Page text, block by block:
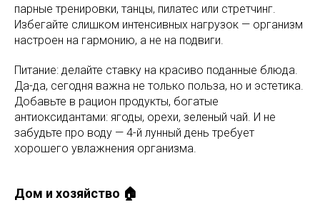
парные тренировки, танцы, пилатес или стретчинг.
Избегайте слишком интенсивных нагрузок — организм
настроен на гармонию, а не на подвиги.
Питание: делайте ставку на красиво поданные блюда.
Да-да, сегодня важна не только польза, но и эстетика.
Добавьте в рацион продукты, богатые
антиоксидантами: ягоды, орехи, зеленый чай. И не
забудьте про воду — 4-й лунный день требует
хорошего увлажнения организма.
Дом и хозяйство 🏠